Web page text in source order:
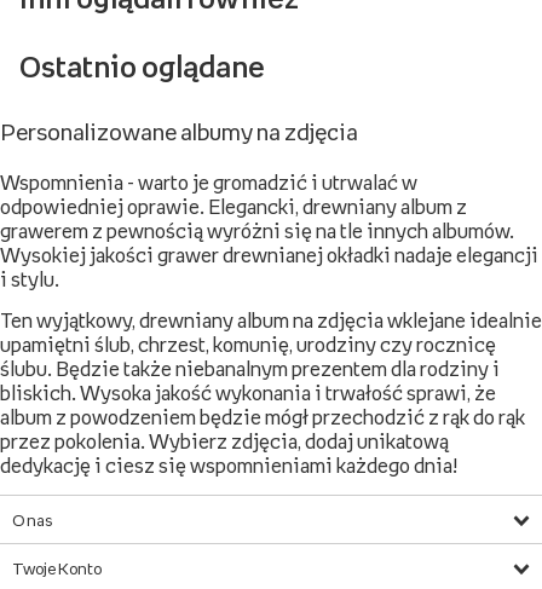
Inni oglądali również
Personalizowane albumy na zdjęcia
Wspomnienia - warto je gromadzić i utrwalać w
odpowiedniej oprawie. Elegancki, drewniany album z
grawerem z pewnością wyróżni się na tle innych albumów.
Wysokiej jakości grawer drewnianej okładki nadaje elegancji
i stylu.
Ten wyjątkowy, drewniany album na zdjęcia wklejane idealnie
upamiętni ślub, chrzest, komunię, urodziny czy rocznicę
ślubu. Będzie także niebanalnym prezentem dla rodziny i
bliskich. Wysoka jakość wykonania i trwałość sprawi, że
album z powodzeniem będzie mógł przechodzić z rąk do rąk
przez pokolenia. Wybierz zdjęcia, dodaj unikatową
O nas